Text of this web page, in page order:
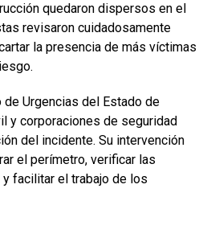
quedaron dispersos en el
revisaron cuidadosamente
la presencia de más víctimas
Urgencias del Estado de
y corporaciones de seguridad
del incidente. Su intervención
el perímetro, verificar las
facilitar el trabajo de los